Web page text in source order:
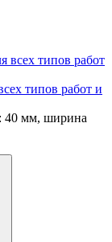
типов работ и
40 мм, ширина